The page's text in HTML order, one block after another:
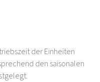
der Einheiten
den saisonalen